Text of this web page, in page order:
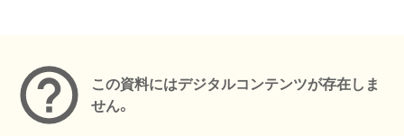
この資料にはデジタルコンテンツが存在しま
せん。